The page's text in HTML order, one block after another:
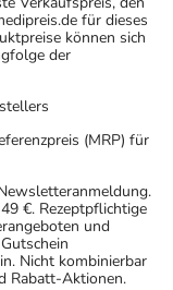
für dieses
können sich
der
(MRP) für
€. Rezeptpflichtige
und
Nicht kombinierbar
Rabatt-Aktionen.